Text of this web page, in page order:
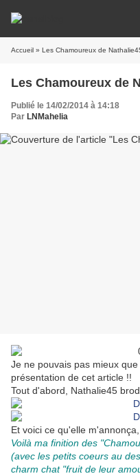
Accueil » Les Chamoureux de
Les Chamoureux de
Publié le 14/02/2014 à 14:18
Par LNMahelia
Je ne pouvais pas mieux
présentation de cet article !!
Tout d'abord, Nathalie45
Et voici ce qu'elle
Voilà ma finition des
(avec les petits coeurs au
charm chat "fruit de leur